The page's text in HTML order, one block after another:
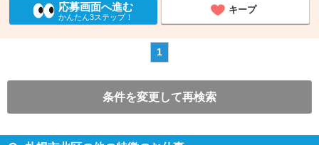
応募画面へ進む
かんたん3ステップ！
キープ
1
条件を変更して再検索